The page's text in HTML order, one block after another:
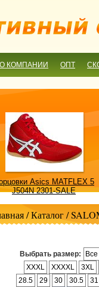
О КОМПАНИИ ОПТ
Asics MATFLEX 5
J504N 2301-SALE
/ Каталог /
Выбрать размер:
XXXL
XXXXL
3XL
28.5
29 30 30.5
31